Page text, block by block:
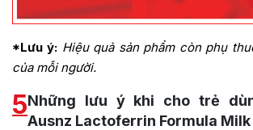
*Lưu ý: Hiệu quả sản phẩm còn phụ
của mỗi người.
5Những lưu ý khi cho trẻ
Ausnz Lactoferrin Formula